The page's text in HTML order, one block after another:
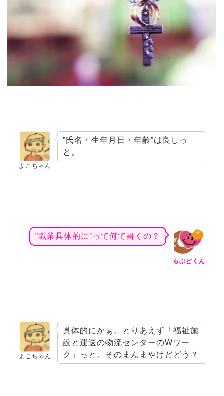
よこちゃん
”氏名・生年月日・年齢”は良しっ
と。
らぶどくん
”職業具体的に”って何て書くの？
よこちゃん
具体的にかぁ。とりあえず「福祉施
設と運送の物流センターのWワー
ク」っと。そのまんまやけどどう？